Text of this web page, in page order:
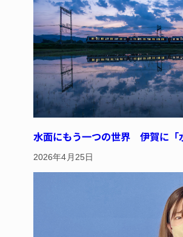
水面にもう一つの世界 伊賀に「
2026年4月25日